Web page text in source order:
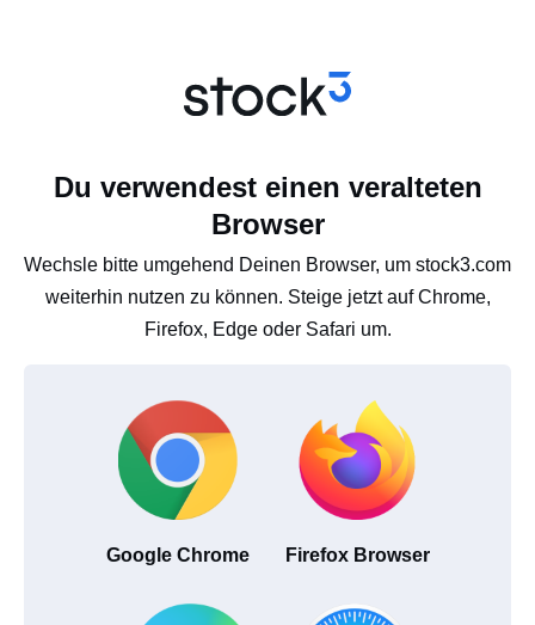
Du verwendest einen veralteten
Browser
Wechsle bitte umgehend Deinen Browser, um stock3.com
weiterhin nutzen zu können. Steige jetzt auf Chrome,
Firefox, Edge oder Safari um.
Google Chrome Firefox Browser